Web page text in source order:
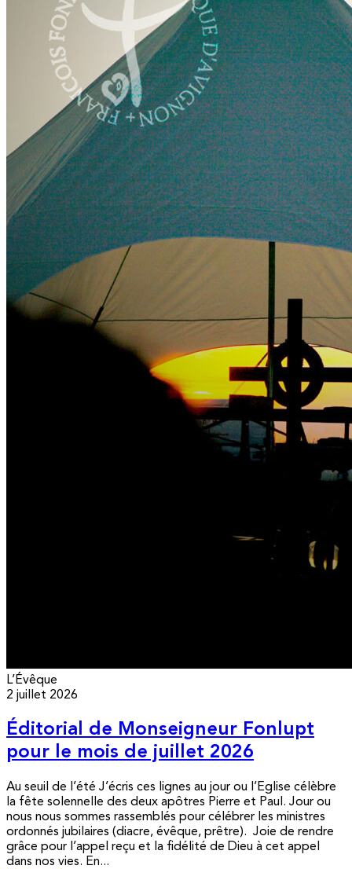
L’Évêque
2 juillet 2026
Éditorial de Monseigneur Fonlupt
pour le mois de juillet 2026
Au seuil de l’été J’écris ces lignes au jour ou l’Eglise célèbre
la fête solennelle des deux apôtres Pierre et Paul. Jour ou
nous nous sommes rassemblés pour célébrer les ministres
ordonnés jubilaires (diacre, évêque, prêtre). Joie de rendre
grâce pour l’appel reçu et la fidélité de Dieu à cet appel
dans nos vies. En...